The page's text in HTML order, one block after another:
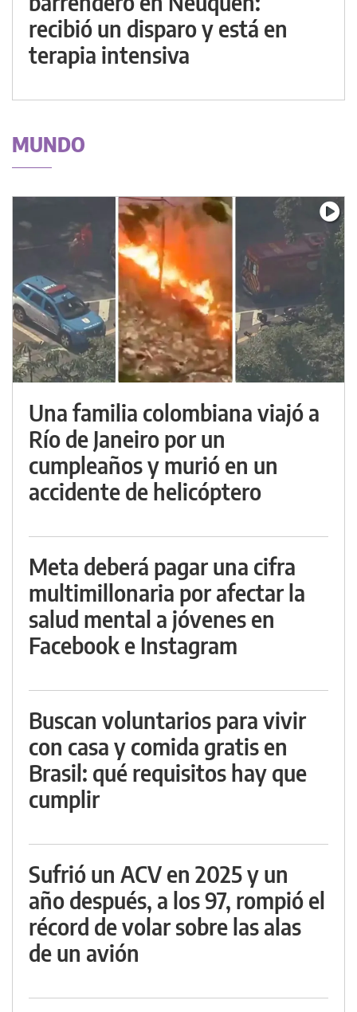
recibió un disparo y está en
terapia intensiva
MUNDO
Una familia colombiana viajó a
Río de Janeiro por un
cumpleaños y murió en un
accidente de helicóptero
Meta deberá pagar una cifra
multimillonaria por afectar la
salud mental a jóvenes en
Facebook e Instagram
Buscan voluntarios para vivir
con casa y comida gratis en
Brasil: qué requisitos hay que
cumplir
Sufrió un ACV en 2025 y un
año después, a los 97, rompió el
récord de volar sobre las alas
de un avión